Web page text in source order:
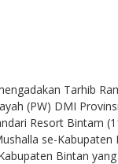
Tarhib
(PW) DMI
Resort Bintam
se-
Bintan